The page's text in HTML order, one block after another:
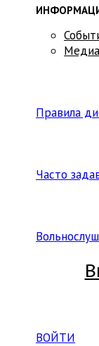
Медиа
Правила
Часто
ВОЙТИ